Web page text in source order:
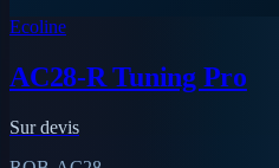
Ecoline
AC28-R Tuning Pro
Sur devis